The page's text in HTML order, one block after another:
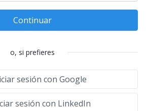
Continuar
o, si prefieres
sesión con Google
sesión con LinkedIn